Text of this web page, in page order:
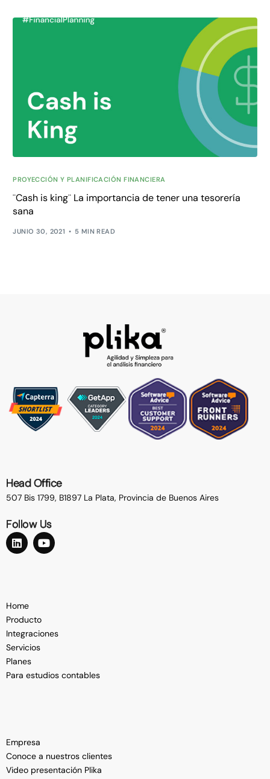
PROYECCIÓN Y PLANIFICACIÓN FINANCIERA
¨Cash is king¨ La importancia de tener una tesorería
sana
JUNIO 30, 2021 5 MIN READ
Head Office
507 Bis 1799, B1897 La Plata, Provincia de Buenos Aires
Follow Us
Home
Producto
Integraciones
Servicios
Planes
Para estudios contables
Empresa
Conoce a nuestros clientes
Video presentación Plika